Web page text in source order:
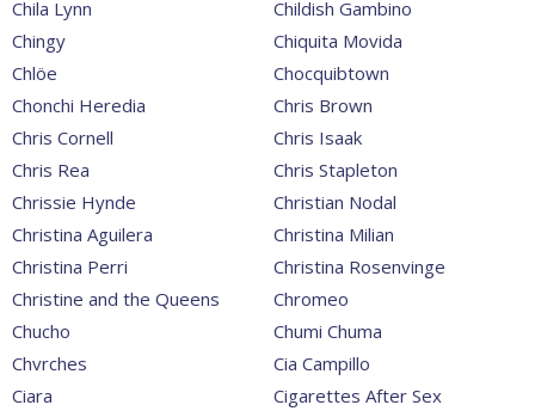
Chila Lynn
Childish Gambino
Chingy
Chiquita Movida
Chlöe
Chocquibtown
Chonchi Heredia
Chris Brown
Chris Cornell
Chris Isaak
Chris Rea
Chris Stapleton
Chrissie Hynde
Christian Nodal
Christina Aguilera
Christina Milian
Christina Perri
Christina Rosenvinge
Christine and the Queens
Chromeo
Chucho
Chumi Chuma
Chvrches
Cia Campillo
Ciara
Cigarettes After Sex